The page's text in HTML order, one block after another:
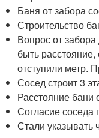
Баня от забора
Строительство
Вопрос от
быть
отступили метр.
Сосед строит 3
Расстояние бани
Согласие соседа
Стали указывать